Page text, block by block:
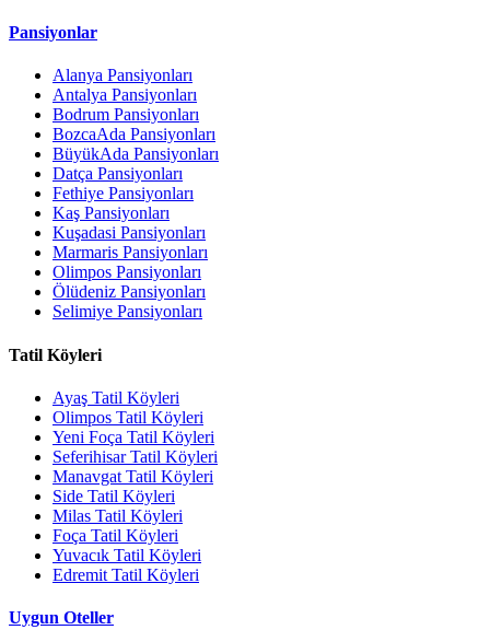
Pansiyonlar
Alanya Pansiyonları
Antalya Pansiyonları
Bodrum Pansiyonları
BozcaAda Pansiyonları
BüyükAda Pansiyonları
Datça Pansiyonları
Fethiye Pansiyonları
Kaş Pansiyonları
Kuşadasi Pansiyonları
Marmaris Pansiyonları
Olimpos Pansiyonları
Ölüdeniz Pansiyonları
Selimiye Pansiyonları
Tatil Köyleri
Ayaş Tatil Köyleri
Olimpos Tatil Köyleri
Yeni Foça Tatil Köyleri
Seferihisar Tatil Köyleri
Manavgat Tatil Köyleri
Side Tatil Köyleri
Milas Tatil Köyleri
Foça Tatil Köyleri
Yuvacık Tatil Köyleri
Edremit Tatil Köyleri
Uygun Oteller